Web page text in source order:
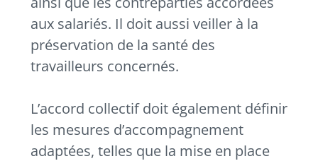
aux salariés. Il doit aussi veiller à la
préservation de la santé des
travailleurs concernés.
L’accord collectif doit également définir
les mesures d’accompagnement
adaptées, telles que la mise en place